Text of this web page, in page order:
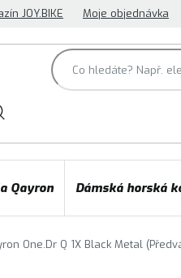
JOY.BIKE Moje objednávka
Qayron Dámská horská
One.Dr Q 1X Black Metal